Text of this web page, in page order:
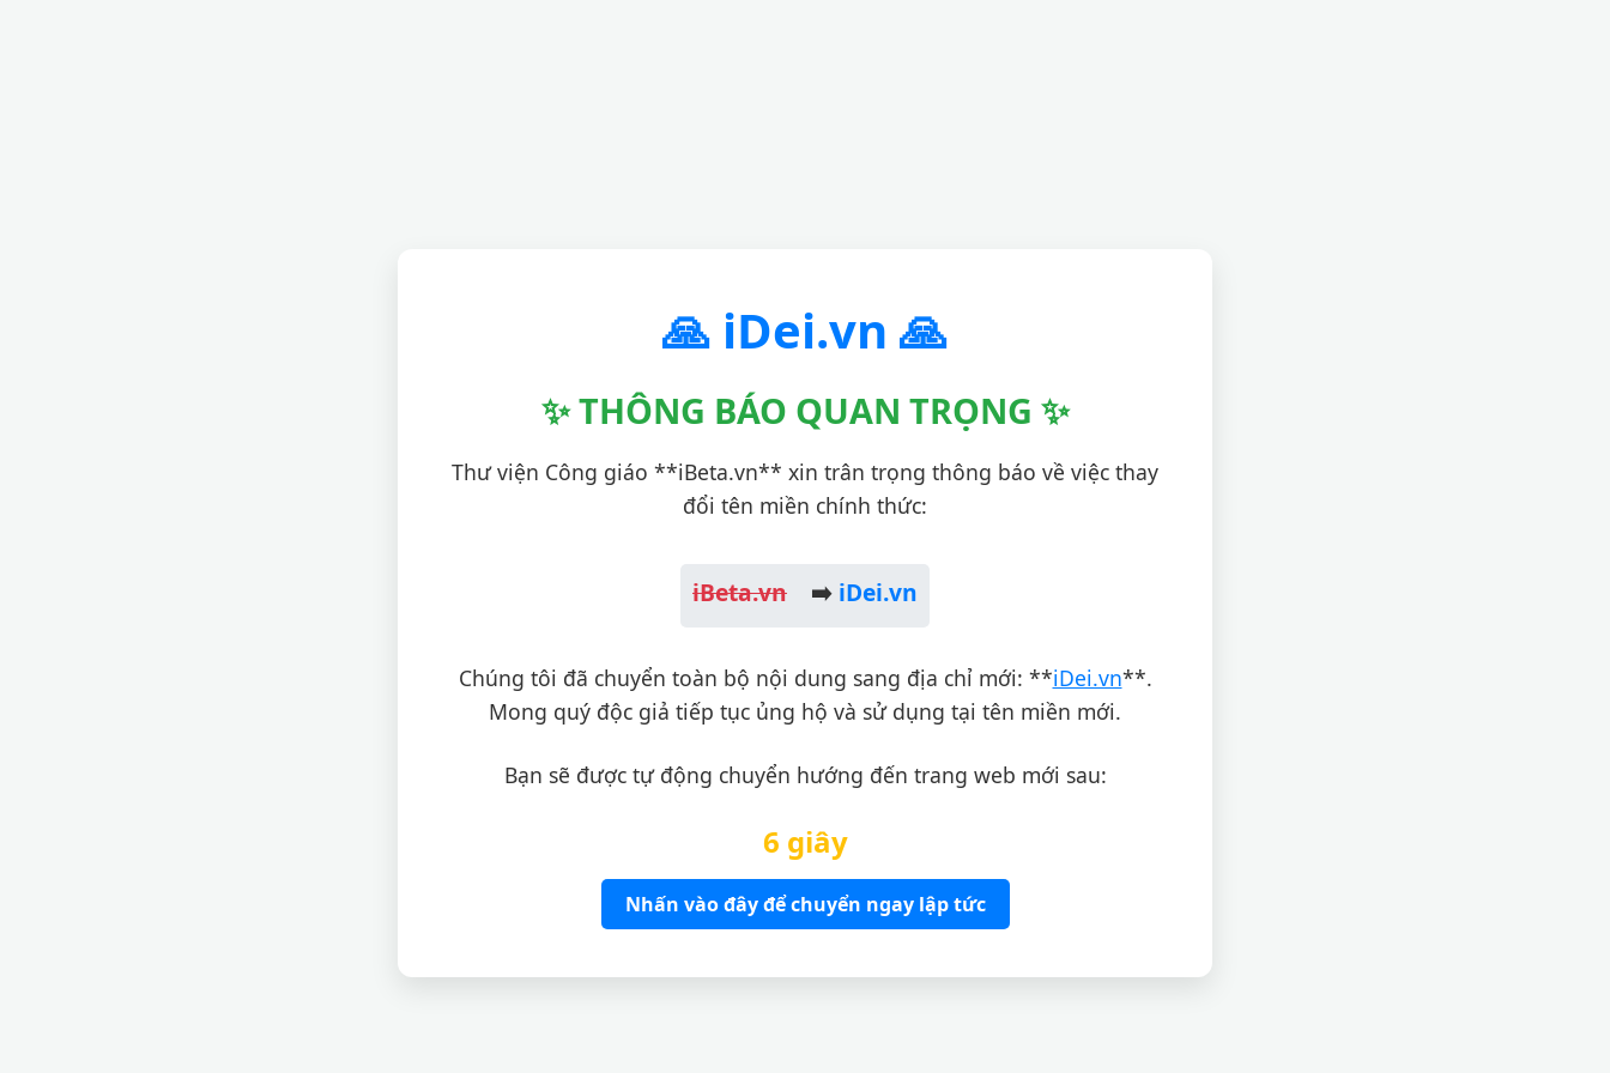
🙏 iDei.vn 🙏
✨ THÔNG BÁO QUAN TRỌNG ✨
Thư viện Công giáo **iBeta.vn** xin trân trọng thông báo về việc thay
đổi tên miền chính thức:
iBeta.vn ➡️ iDei.vn
Chúng tôi đã chuyển toàn bộ nội dung sang địa chỉ mới: **iDei.vn**.
Mong quý độc giả tiếp tục ủng hộ và sử dụng tại tên miền mới.
Bạn sẽ được tự động chuyển hướng đến trang web mới sau:
6 giây
Nhấn vào đây để chuyển ngay lập tức